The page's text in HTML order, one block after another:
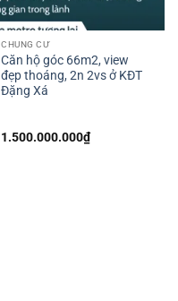
CHUNG CƯ
Căn hộ góc 66m2, view
đẹp thoáng, 2n 2vs ở KĐT
Đặng Xá
1.500.000.000₫